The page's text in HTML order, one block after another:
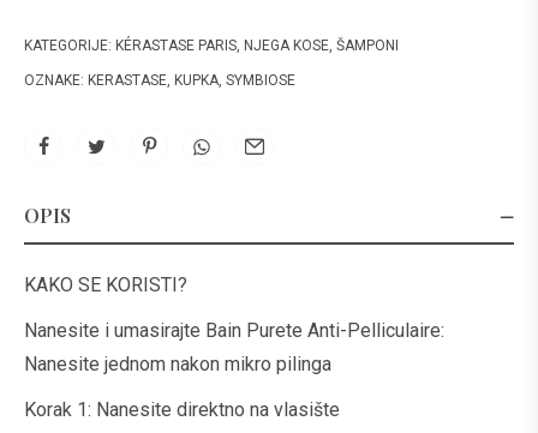
KATEGORIJE: KÉRASTASE PARIS, NJEGA KOSE, ŠAMPONI
OZNAKE: KERASTASE, KUPKA, SYMBIOSE
OPIS
KAKO SE KORISTI?
Nanesite i umasirajte Bain Purete Anti-Pelliculaire:
Nanesite jednom nakon mikro pilinga
Korak 1: Nanesite direktno na vlasište